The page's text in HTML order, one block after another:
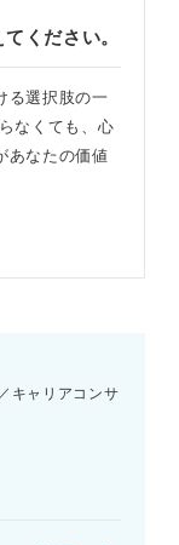
ください。
る選択肢の一
なくても、心
あなたの価値
キャリアコンサ